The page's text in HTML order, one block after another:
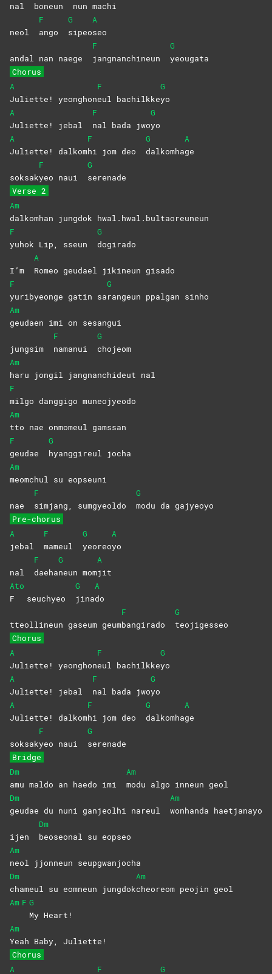
nal boneun
nun machi
neol
F
ango
G
sipeo
A
seo
andal nan naege
F
jangnanchineun
G
yeougata
Chorus
A
Juliette! yeonghon
F
eul bachilkke
G
yo
A
Juliette! jebal
F
nal bada jwo
G
yo
A
Juliette! dalkom
F
hi jom deo
G
dalkomha
A
ge
soksak
F
yeo naui
G
serenade
Verse 2
Am
dalkomhan jungdok hwal.hwal.bultaoreuneun
F
yuhok Lip, sseun
G
dogirado
I’m
A
Romeo geudael jikineun gisado
F
yuribyeonge gatin sa
G
rangeun ppalgan sinho
Am
geudaen imi on sesangui
jungsim
F
namanui
G
chojeom
Am
haru jongil jangnanchideut nal
F
milgo danggigo muneojyeodo
Am
tto nae onmomeul gamssan
F
geudae
G
hyanggireul
jocha
Am
meomchul su eopseuni
nae
F
simjang, sumgyeoldo
G
modu da gajyeoyo
Pre-chorus
A
jebal
F
mameul
G
yeoreo
A
yo
nal
F
daeha
G
neun mom
A
jit
Ato
F
seuchyeo
G
jina
A
do
tteollineun gaseum geum
F
bangirado
G
teojigesseo
Chorus
A
Juliette! yeonghon
F
eul bachilkke
G
yo
A
Juliette! jebal
F
nal bada jwo
G
yo
A
Juliette! dalkom
F
hi jom deo
G
dalkomha
A
ge
soksak
F
yeo naui
G
serenade
Bridge
Dm
amu maldo an haedo imi
Am
modu algo inneun geol
Dm
geudae du nuni ganjeolhi nareul
Am
wonhanda haetjanayo
ijen
Dm
beoseonal su eopseo
Am
neol jjonneun seupgwanjocha
Dm
chameul su eomneun jungdok
Am
cheoreom peojin geol
Am F G
My Heart!
Am
Yeah Baby, Juliette!
Chorus
A
F G